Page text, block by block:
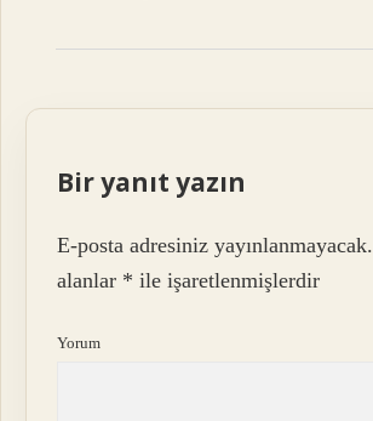
Bir yanıt yazın
E-posta adresiniz yayınlanmayacak.
alanlar * ile işaretlenmişlerdir
Yorum